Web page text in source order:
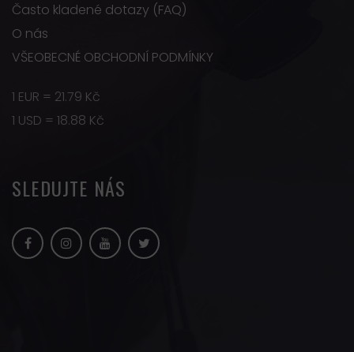
Často kladené dotazy (FAQ)
O nás
VŠEOBECNÉ OBCHODNÍ PODMÍNKY
1 EUR = 21.79 Kč
1 USD = 18.88 Kč
SLEDUJTE NÁS